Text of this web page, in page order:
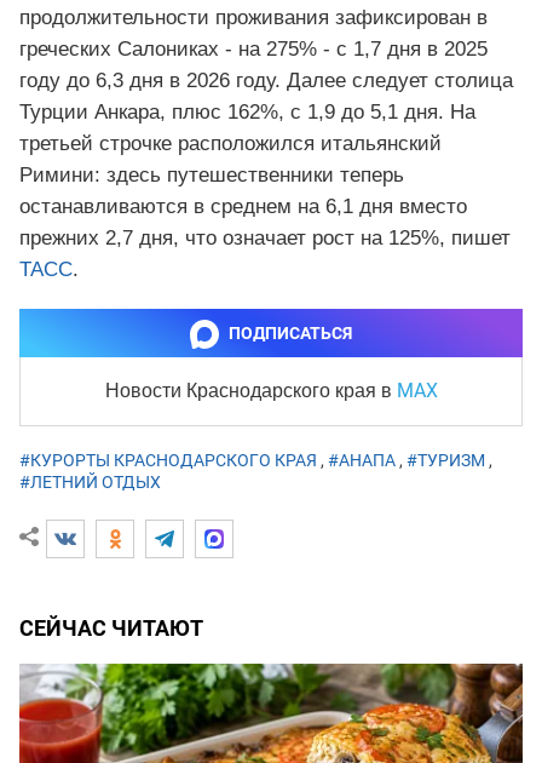
продолжительности проживания зафиксирован в
греческих Салониках - на 275% - с 1,7 дня в 2025
году до 6,3 дня в 2026 году. Далее следует столица
Турции Анкара, плюс 162%, с 1,9 до 5,1 дня. На
третьей строчке расположился итальянский
Римини: здесь путешественники теперь
останавливаются в среднем на 6,1 дня вместо
прежних 2,7 дня, что означает рост на 125%, пишет
ТАСС.
ПОДПИСАТЬСЯ
Новости Краснодарского края в MAX
#КУРОРТЫ КРАСНОДАРСКОГО КРАЯ , #АНАПА , #ТУРИЗМ ,
#ЛЕТНИЙ ОТДЫХ
СЕЙЧАС ЧИТАЮТ